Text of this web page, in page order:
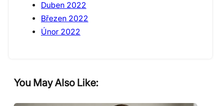
Duben 2022
Březen 2022
Únor 2022
You May Also Like: